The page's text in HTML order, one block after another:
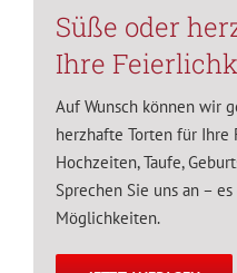
Süße oder
Ihre
Auf Wunsch können wir
herzhafte Torten für Ihre
Hochzeiten, Taufe,
Sprechen Sie uns an –
Möglichkeiten.